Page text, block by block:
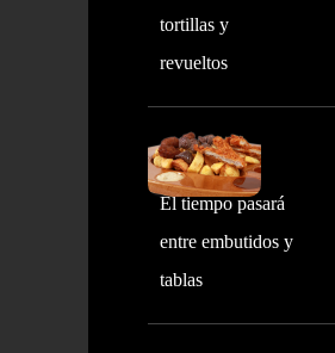
tortillas y
revueltos
El tiempo pasará
entre embutidos y
tablas